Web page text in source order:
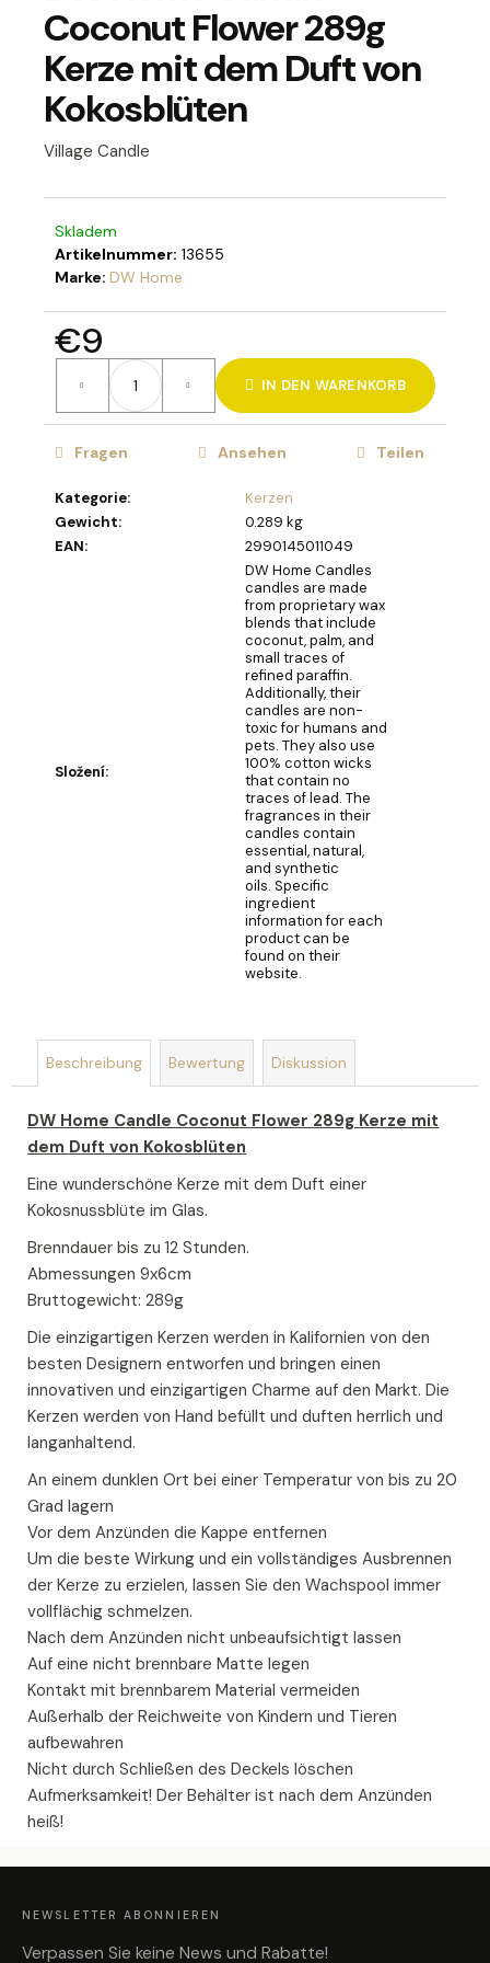
Coconut Flower 289g
Kerze mit dem Duft von
Kokosblüten
Village Candle
Skladem
Artikelnummer: 13655
Marke: DW Home
€9
Verkaufspreis:
IN DEN WARENKORB
Kategorie:
Kerzen
Gewicht:
0.289 kg
EAN: 2990145011049
Složení:
DW Home Candles
candles are made
from proprietary wax
blends that include
coconut, palm, and
small traces of
refined paraffin.
Additionally, their
candles are non-
toxic for humans and
pets. They also use
100% cotton wicks
that contain no
traces of lead. The
fragrances in their
candles contain
essential, natural,
and synthetic
oils. Specific
ingredient
information for each
product can be
found on their
website.
Fragen Ansehen Teilen
Beschreibung Bewertung Diskussion
DW Home Candle Coconut Flower 289g Kerze mit
dem Duft von Kokosblüten
Eine wunderschöne Kerze mit dem Duft einer
Kokosnussblüte im Glas.
Brenndauer bis zu 12 Stunden.
Abmessungen 9x6cm
Bruttogewicht: 289g
Die einzigartigen Kerzen werden in Kalifornien von den
besten Designern entworfen und bringen einen
innovativen und einzigartigen Charme auf den Markt. Die
Kerzen werden von Hand befüllt und duften herrlich und
langanhaltend.
An einem dunklen Ort bei einer Temperatur von bis zu 20
Grad lagern
Vor dem Anzünden die Kappe entfernen
Um die beste Wirkung und ein vollständiges Ausbrennen
der Kerze zu erzielen, lassen Sie den Wachspool immer
vollflächig schmelzen.
Nach dem Anzünden nicht unbeaufsichtigt lassen
Auf eine nicht brennbare Matte legen
Kontakt mit brennbarem Material vermeiden
Außerhalb der Reichweite von Kindern und Tieren
aufbewahren
Nicht durch Schließen des Deckels löschen
Aufmerksamkeit! Der Behälter ist nach dem Anzünden
heiß!
SUCHEN
W
SEIFENBLUMENSTRAUSS L
AURA
F
NEWSLETTER ABONNIEREN
Verpassen Sie keine News und Rabatte!